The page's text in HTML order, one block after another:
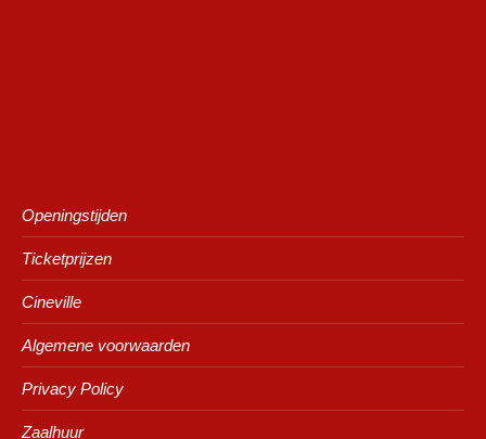
Openingstijden
Ticketprijzen
Cineville
Algemene voorwaarden
Privacy Policy
Zaalhuur